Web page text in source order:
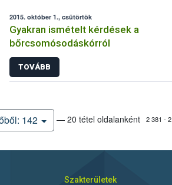
2015. október 1., csütörtök
Gyakran ismételt kérdések a
bőrcsomósodáskórról
TOVÁBB
142 — 20 tétel oldalanként 2 381 -
Szakterületek